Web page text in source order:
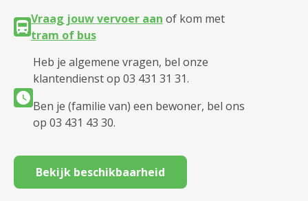
Vraag jouw vervoer aan of kom met
tram of bus
Heb je algemene vragen, bel onze
klantendienst op 03 431 31 31.
Ben je (familie van) een bewoner, bel ons
op 03 431 43 30.
Bekijk beschikbaarheid